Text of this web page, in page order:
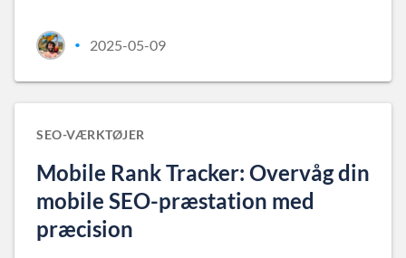
• 2025-05-09
SEO-VÆRKTØJER
Mobile Rank Tracker: Overvåg din
mobile SEO-præstation med
præcision